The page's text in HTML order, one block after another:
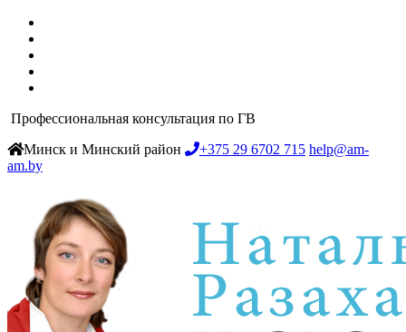
Профессиональная консультация по ГВ
Минск и Минский район
+375 29 6702 715 help@am-
am.by